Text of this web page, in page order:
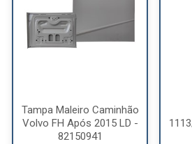
Tampa Maleiro Caminhão
Volvo FH Após 2015 LD -
82150941